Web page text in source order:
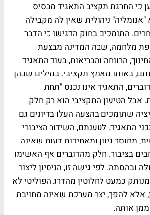
כי החרגת תקציב התאגיד מבסיס
ניהולית שאין לה מקבילה
התומכים בחוק הדגישו כי הדבר
מלחמה, שבה המדינה מבצעת
הרווחה והבריאות, בעוד התאגיד
באותו מאמץ תקציבי. במילים שבהן
התאגיד אינו נכנס "תחת
אבל הטיעון התקציבי הוא רק חלק
שתומכים בהצעה העלו בדיונים גם
התאגיד. לטענתם, השידור הציבורי
מחוסר גיוון ומאחידות דעות שאינה
בציבור. חלק מהדוברים אף האשימו
ובהסתה. לפי גישה זו, הניסיון ליצור
כמעט לחלוטין מהדרג הפוליטי לא
אלא להפך, יצר מערכת שאינה מחויבת
אותה.